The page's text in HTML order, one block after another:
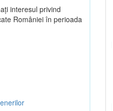
interesul privind
României în perioada